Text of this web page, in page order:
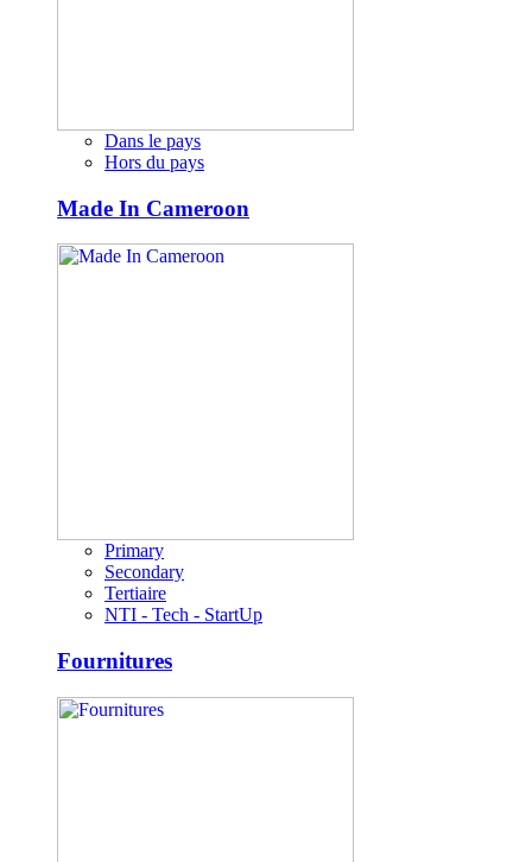
Dans le pays
Hors du pays
Made In Cameroon
Primary
Secondary
Tertiaire
NTI - Tech - StartUp
Fournitures